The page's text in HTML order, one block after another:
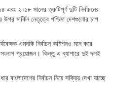
এবং ২০১৮ সালের ত্রুটিপূর্ণ দুটি নির্বাচনের
উপর মার্কিন নেতৃত্বে পশ্চিমা দেশগুলোর চাপ
এমনকি নির্বাচন কমিশনও মনে করে
সংলাপ প্রয়োজন। কিন্তু এ ব্যাপারে দুই দলই
নির্বাচন নিয়ে সক্রিয় দেখা যাচ্ছে